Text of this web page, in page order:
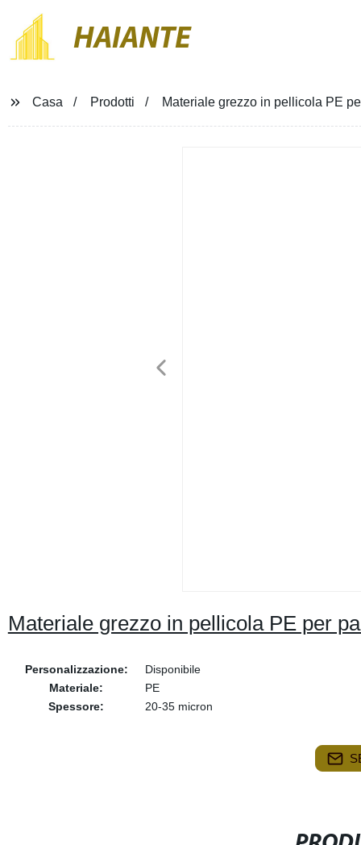
HAIANTE
Casa Prodotti Materiale grezzo in pellicola PE
Materiale grezzo in pellicola PE per
Personalizzazione:
Disponibile
Materiale:
PE
Spessore:
20-35 micron